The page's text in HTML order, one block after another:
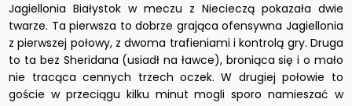
Jagiellonia Białystok w meczu z Niecieczą pokazała dwie
twarze. Ta pierwsza to dobrze grająca ofensywna Jagiellonia
z pierwszej połowy, z dwoma trafieniami i kontrolą gry. Druga
to ta bez Sheridana (usiadł na ławce), broniąca się i o mało
nie tracąca cennych trzech oczek. W drugiej połowie to
goście w przeciągu kilku minut mogli sporo namieszać w